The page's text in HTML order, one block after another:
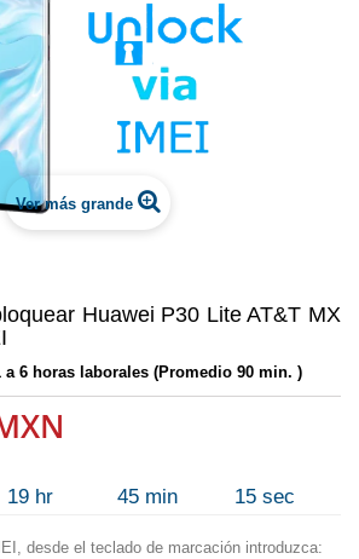
Ver más grande
Huawei P30 Lite AT&T MX
a 6 horas laborales (Promedio 90 min. )
19 hr 45 min 15 sec
desde el teclado de marcación introduzca: